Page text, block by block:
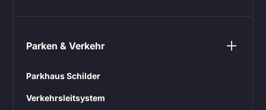
Parken & Verkehr
Parkhaus Schilder
Verkehrsleitsystem